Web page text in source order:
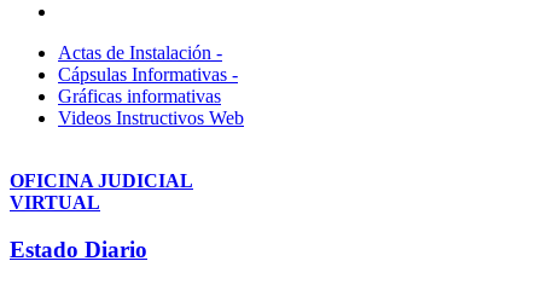
Actas de Instalación -
Cápsulas Informativas -
Gráficas informativas
Videos Instructivos Web
OFICINA JUDICIAL
VIRTUAL
Estado Diario